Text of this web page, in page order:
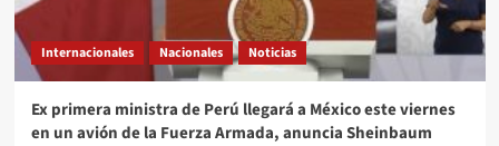
Internacionales Nacionales Noticias
Ex primera ministra de Perú llegará a México este viernes
en un avión de la Fuerza Armada, anuncia Sheinbaum